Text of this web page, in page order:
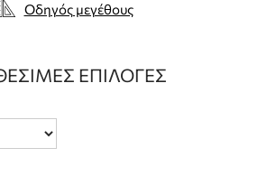
Οδηγός μεγέθους
ΕΠΙΛΟΓΈΣ